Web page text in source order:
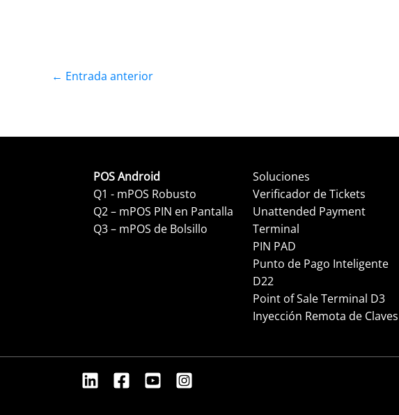
← Entrada anterior
POS Android
Q1 - mPOS Robusto
Q2 – mPOS PIN en Pantalla
Q3 – mPOS de Bolsillo
Soluciones
Verificador de Tickets
Unattended Payment
Terminal
PIN PAD
Punto de Pago Inteligente
D22
Point of Sale Terminal D3
Inyección Remota de Claves